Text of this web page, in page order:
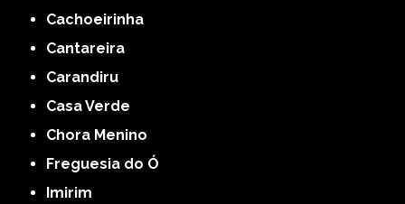
Cachoeirinha
Cantareira
Carandiru
Casa Verde
Chora Menino
Freguesia do Ó
Imirim